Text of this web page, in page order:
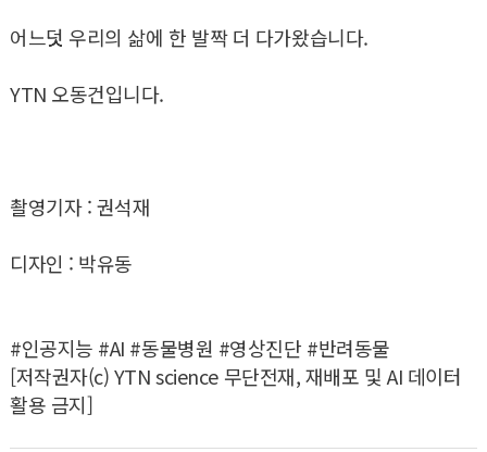
어느덧 우리의 삶에 한 발짝 더 다가왔습니다.
YTN 오동건입니다.
촬영기자 : 권석재
디자인 : 박유동
#인공지능 #AI #동물병원 #영상진단 #반려동물
[저작권자(c) YTN science 무단전재, 재배포 및 AI 데이터
활용 금지]